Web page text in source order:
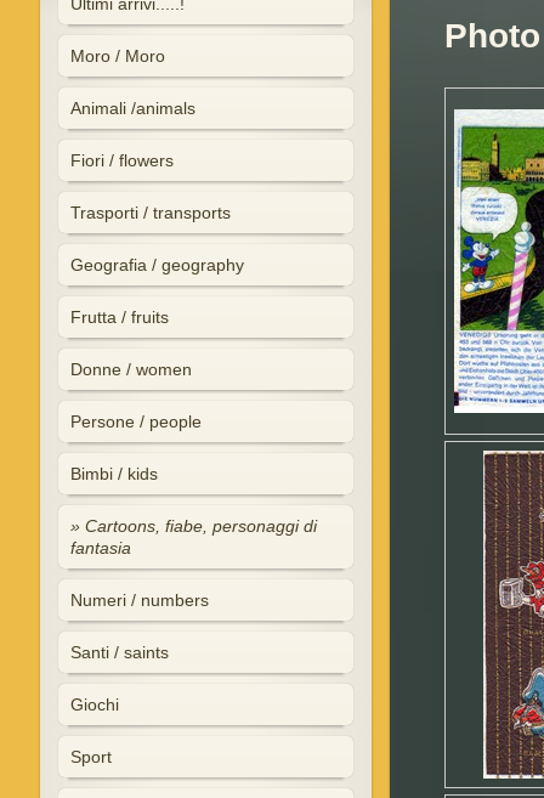
Moro / Moro
Animali /animals
Fiori / flowers
Trasporti / transports
Geografia / geography
Frutta / fruits
Donne / women
Persone / people
Bimbi / kids
Cartoons, fiabe, personaggi di
fantasia
Numeri / numbers
Santi / saints
Giochi
Sport